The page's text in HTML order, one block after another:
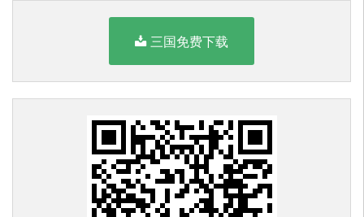
三国免费下载